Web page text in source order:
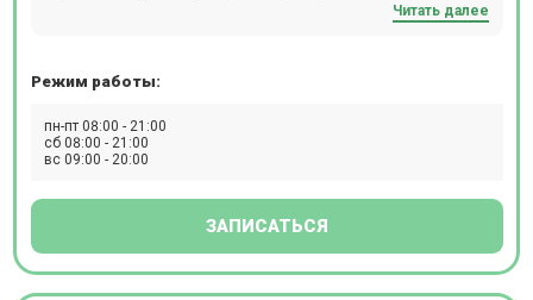
диагноза есть возможность пройти диагностику: УЗИ, ДС
мониторирование АД, Суточное ЭКГ мониторирование
кольпоскопию, ректороманоскопию, цистоскопию,
эзофагогастродуоденоскопия (ЭФГДС). А также, при
стоматологическом отделении есть отдельный рентген-
удобства наших пациентов врачи могут выехать на дом к
Читать далее
Режим работы:
пн-пт 08:00 - 21:00
сб 08:00 - 21:00
вс 09:00 - 20:00
ЗАПИСАТЬСЯ